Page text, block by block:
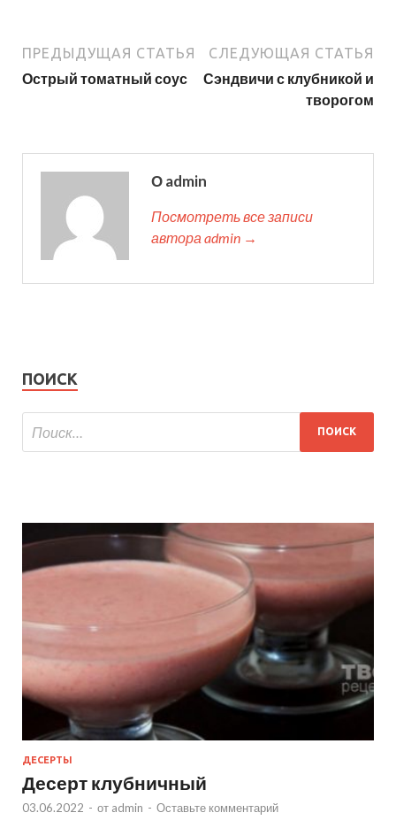
ПРЕДЫДУЩАЯ СТАТЬЯ
Острый томатный соус
СЛЕДУЮЩАЯ СТАТЬЯ
Сэндвичи с клубникой и
творогом
О admin
Посмотреть все записи
автора admin →
ПОИСК
ДЕСЕРТЫ
Десерт клубничный
03.06.2022 - от admin - Оставьте комментарий